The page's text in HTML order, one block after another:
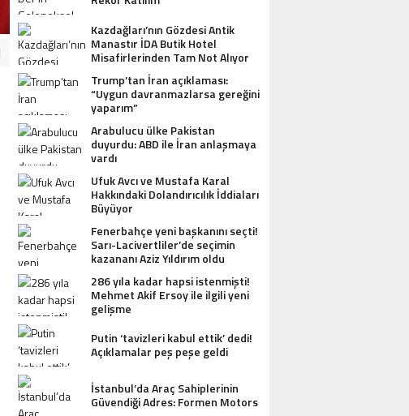
Kazdağları’nın Gözdesi Antik
Manastır İDA Butik Hotel
Misafirlerinden Tam Not Alıyor
Trump’tan İran açıklaması:
“Uygun davranmazlarsa gereğini
yaparım”
Arabulucu ülke Pakistan
duyurdu: ABD ile İran anlaşmaya
vardı
Ufuk Avcı ve Mustafa Karal
Hakkındaki Dolandırıcılık İddiaları
Büyüyor
Fenerbahçe yeni başkanını seçti!
Sarı-Lacivertliler’de seçimin
kazananı Aziz Yıldırım oldu
286 yıla kadar hapsi istenmişti!
Mehmet Akif Ersoy ile ilgili yeni
gelişme
Putin ‘tavizleri kabul ettik’ dedi!
Açıklamalar peş peşe geldi
İstanbul’da Araç Sahiplerinin
Güvendiği Adres: Formen Motors